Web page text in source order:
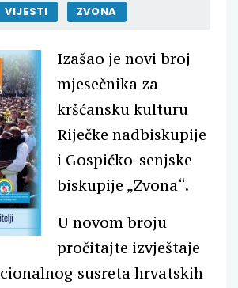
VIJESTI ZVONA
Izašao je novi broj
mjesečnika za
kršćansku kulturu
Riječke nadbiskupije
i Gospićko-senjske
biskupije „Zvona“.
U novom broju
pročitajte izvještaje
susreta hrvatskih